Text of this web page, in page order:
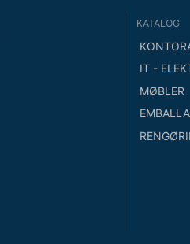
KATALOG
IT -
MØBLER